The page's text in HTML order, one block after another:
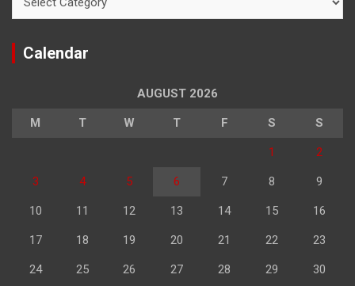
Calendar
AUGUST 2026
M T W T F S S
1 2
3 4 5 6 7 8 9
10 11 12 13 14 15 16
17 18 19 20 21 22 23
24 25 26 27 28 29 30